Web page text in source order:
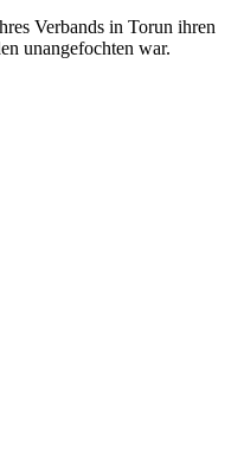
Verbands in Torun ihren
unangefochten war.